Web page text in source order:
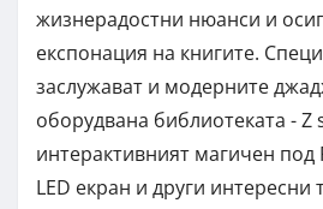
жизнерадостни нюанси и
експонация на книгите.
заслужават и модерните
оборудвана библиотеката - Z
интерактивният магичен
LED екран и други интересни